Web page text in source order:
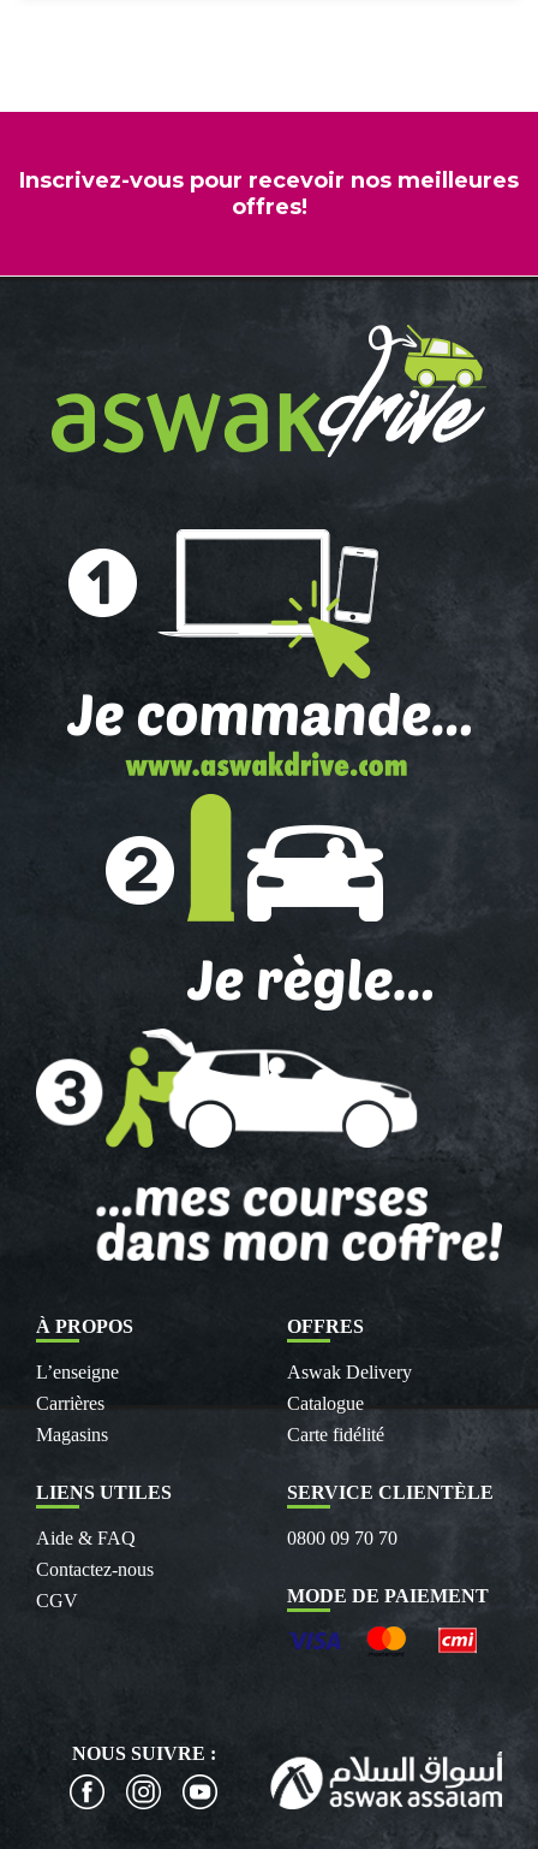
Inscrivez-vous pour recevoir nos meilleures
offres!
À PROPOS
L’enseigne
Carrières
Magasins
OFFRES
Aswak Delivery
Catalogue
Carte fidélité
LIENS UTILES
Aide & FAQ
Contactez-nous
CGV
SERVICE CLIENTÈLE
0800 09 70 70
MODE DE PAIEMENT
NOUS SUIVRE :